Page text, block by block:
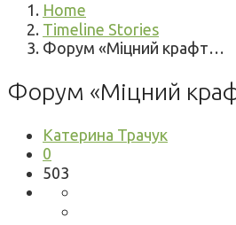
Home
Timeline Stories
Форум «Міцний крафт…
Форум «Міцний
Катерина Трачук
0
503